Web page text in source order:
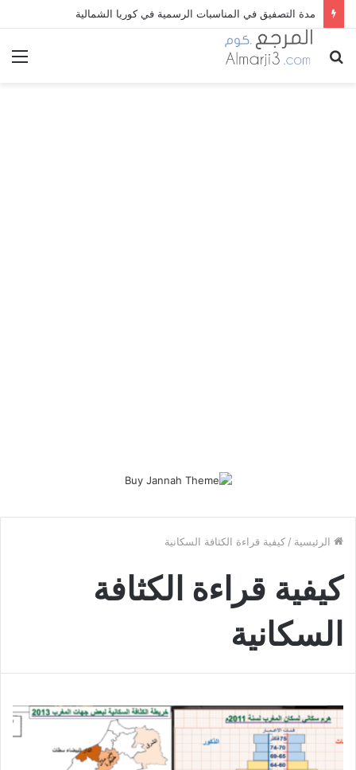
مدة التصفيق في المناسبات الرسمية في كوريا الشمالية
بحث
الرئيسية / كيفية قراءة الكثافة السكانية
كيفية قراءة الكثافة
السكانية